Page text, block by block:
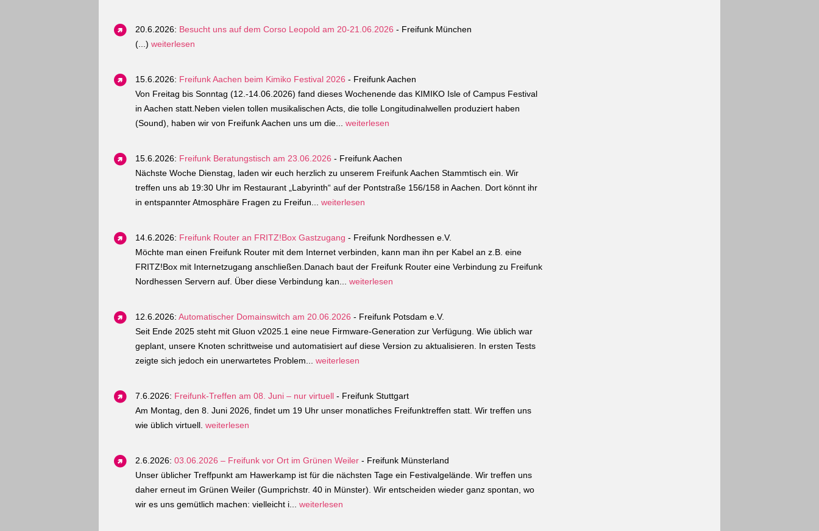
20.6.2026: Besucht uns auf dem Corso Leopold am 20-21.06.2026 - Freifunk München
(...) weiterlesen
15.6.2026: Freifunk Aachen beim Kimiko Festival 2026 - Freifunk Aachen
Von Freitag bis Sonntag (12.-14.06.2026) fand dieses Wochenende das KIMIKO Isle of Campus Festival
in Aachen statt.Neben vielen tollen musikalischen Acts, die tolle Longitudinalwellen produziert haben
(Sound), haben wir von Freifunk Aachen uns um die... weiterlesen
15.6.2026: Freifunk Beratungstisch am 23.06.2026 - Freifunk Aachen
Nächste Woche Dienstag, laden wir euch herzlich zu unserem Freifunk Aachen Stammtisch ein. Wir
treffen uns ab 19:30 Uhr im Restaurant „Labyrinth“ auf der Pontstraße 156/158 in Aachen. Dort könnt ihr
in entspannter Atmosphäre Fragen zu Freifun... weiterlesen
14.6.2026: Freifunk Router an FRITZ!Box Gastzugang - Freifunk Nordhessen e.V.
Möchte man einen Freifunk Router mit dem Internet verbinden, kann man ihn per Kabel an z.B. eine
FRITZ!Box mit Internetzugang anschließen.Danach baut der Freifunk Router eine Verbindung zu Freifunk
Nordhessen Servern auf. Über diese Verbindung kan... weiterlesen
12.6.2026: Automatischer Domainswitch am 20.06.2026 - Freifunk Potsdam e.V.
Seit Ende 2025 steht mit Gluon v2025.1 eine neue Firmware-Generation zur Verfügung. Wie üblich war
geplant, unsere Knoten schrittweise und automatisiert auf diese Version zu aktualisieren. In ersten Tests
zeigte sich jedoch ein unerwartetes Problem... weiterlesen
7.6.2026: Freifunk-Treffen am 08. Juni – nur virtuell - Freifunk Stuttgart
Am Montag, den 8. Juni 2026, findet um 19 Uhr unser monatliches Freifunktreffen statt. Wir treffen uns
wie üblich virtuell. weiterlesen
2.6.2026: 03.06.2026 – Freifunk vor Ort im Grünen Weiler - Freifunk Münsterland
Unser üblicher Treffpunkt am Hawerkamp ist für die nächsten Tage ein Festivalgelände. Wir treffen uns
daher erneut im Grünen Weiler (Gumprichstr. 40 in Münster). Wir entscheiden wieder ganz spontan, wo
wir es uns gemütlich machen: vielleicht i... weiterlesen